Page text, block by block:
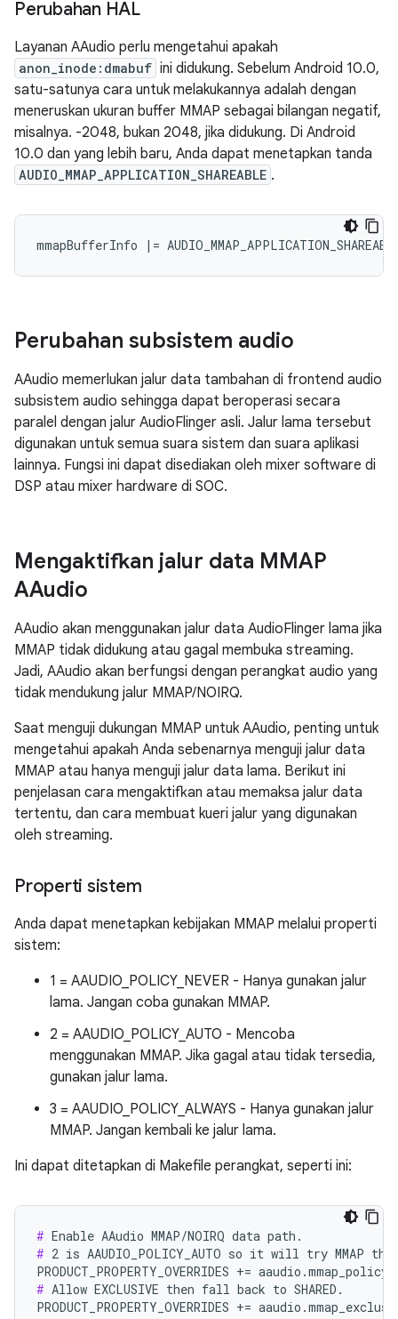
Perubahan HAL
Layanan AAudio perlu mengetahui apakah
anon_inode:dmabuf ini didukung. Sebelum Android 10.0,
satu-satunya cara untuk melakukannya adalah dengan
meneruskan ukuran buffer MMAP sebagai bilangan negatif,
misalnya. -2048, bukan 2048, jika didukung. Di Android
10.0 dan yang lebih baru, Anda dapat menetapkan tanda
AUDIO_MMAP_APPLICATION_SHAREABLE .
mmapBufferInfo |=
Perubahan subsistem audio
AAudio memerlukan jalur data tambahan di frontend audio
subsistem audio sehingga dapat beroperasi secara
paralel dengan jalur AudioFlinger asli. Jalur lama tersebut
digunakan untuk semua suara sistem dan suara aplikasi
lainnya. Fungsi ini dapat disediakan oleh mixer software di
DSP atau mixer hardware di SOC.
Mengaktifkan jalur data MMAP
AAudio
AAudio akan menggunakan jalur data AudioFlinger lama jika
MMAP tidak didukung atau gagal membuka streaming.
Jadi, AAudio akan berfungsi dengan perangkat audio yang
tidak mendukung jalur MMAP/NOIRQ.
Saat menguji dukungan MMAP untuk AAudio, penting untuk
mengetahui apakah Anda sebenarnya menguji jalur data
MMAP atau hanya menguji jalur data lama. Berikut ini
penjelasan cara mengaktifkan atau memaksa jalur data
tertentu, dan cara membuat kueri jalur yang digunakan
oleh streaming.
Properti sistem
Anda dapat menetapkan kebijakan MMAP melalui properti
sistem:
1 = AAUDIO_POLICY_NEVER - Hanya gunakan jalur
lama. Jangan coba gunakan MMAP.
2 = AAUDIO_POLICY_AUTO - Mencoba
menggunakan MMAP. Jika gagal atau tidak tersedia,
gunakan jalur lama.
3 = AAUDIO_POLICY_ALWAYS - Hanya gunakan jalur
MMAP. Jangan kembali ke jalur lama.
Ini dapat ditetapkan di Makefile perangkat, seperti ini:
#
# 2 is AAUDIO_POLICY_AUTO so it will try MMAP
# Allow EXCLUSIVE then fall back to SHARED.
PRODUCT_PROPERTY_OVERRIDES +=